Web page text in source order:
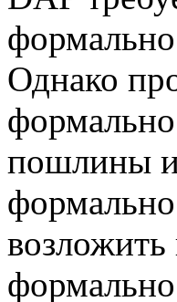
Однако
пошлины